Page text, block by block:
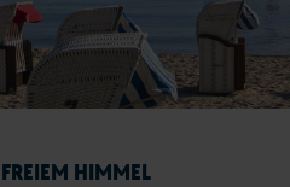
HIMMEL